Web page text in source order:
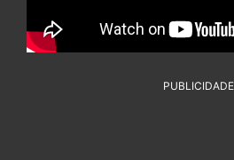
PUBLICIDADE